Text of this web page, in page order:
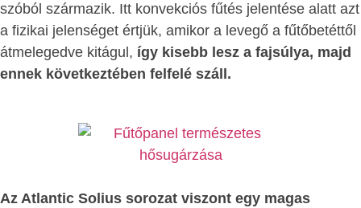
szóból származik. Itt konvekciós fűtés jelentése alatt azt
a fizikai jelenséget értjük, amikor a levegő a fűtőbetéttől
átmelegedve kitágul, így kisebb lesz a fajsúlya, majd
ennek következtében felfelé száll.
Az Atlantic Solius sorozat viszont egy magas